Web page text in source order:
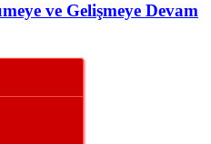
ve Gelişmeye Devam